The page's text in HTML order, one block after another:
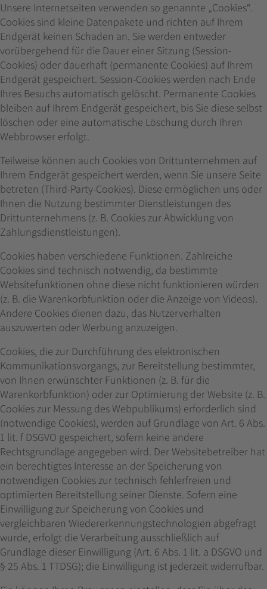
Unsere Internetseiten verwenden so genannte „Cookies“.
Cookies sind kleine Datenpakete und richten auf Ihrem
Endgerät keinen Schaden an. Sie werden entweder
vorübergehend für die Dauer einer Sitzung (Session-
Cookies) oder dauerhaft (permanente Cookies) auf Ihrem
Endgerät gespeichert. Session-Cookies werden nach Ende
Ihres Besuchs automatisch gelöscht. Permanente Cookies
bleiben auf Ihrem Endgerät gespeichert, bis Sie diese selbst
löschen oder eine automatische Löschung durch Ihren
Webbrowser erfolgt.
Teilweise können auch Cookies von Drittunternehmen auf
Ihrem Endgerät gespeichert werden, wenn Sie unsere Seite
betreten (Third-Party-Cookies). Diese ermöglichen uns oder
Ihnen die Nutzung bestimmter Dienstleistungen des
Drittunternehmens (z. B. Cookies zur Abwicklung von
Zahlungsdienstleistungen).
Cookies haben verschiedene Funktionen. Zahlreiche
Cookies sind technisch notwendig, da bestimmte
Websitefunktionen ohne diese nicht funktionieren würden
(z. B. die Warenkorbfunktion oder die Anzeige von Videos).
Andere Cookies dienen dazu, das Nutzerverhalten
auszuwerten oder Werbung anzuzeigen.
Cookies, die zur Durchführung des elektronischen
Kommunikationsvorgangs, zur Bereitstellung bestimmter,
von Ihnen erwünschter Funktionen (z. B. für die
Warenkorbfunktion) oder zur Optimierung der Website (z. B.
Cookies zur Messung des Webpublikums) erforderlich sind
(notwendige Cookies), werden auf Grundlage von Art. 6 Abs.
1 lit. f DSGVO gespeichert, sofern keine andere
Rechtsgrundlage angegeben wird. Der Websitebetreiber hat
ein berechtigtes Interesse an der Speicherung von
notwendigen Cookies zur technisch fehlerfreien und
optimierten Bereitstellung seiner Dienste. Sofern eine
Einwilligung zur Speicherung von Cookies und
vergleichbaren Wiedererkennungstechnologien abgefragt
wurde, erfolgt die Verarbeitung ausschließlich auf
Grundlage dieser Einwilligung (Art. 6 Abs. 1 lit. a DSGVO und
§ 25 Abs. 1 TTDSG); die Einwilligung ist jederzeit widerrufbar.